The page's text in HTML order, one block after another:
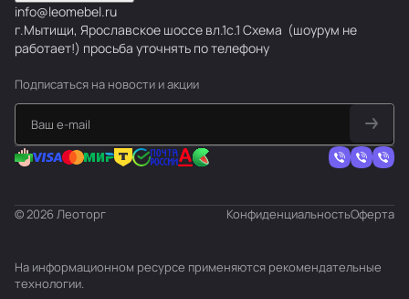
info@leomebel.ru
г.Мытищи, Ярославское шоссе вл.1с.1 Схема (шоурум не
работает!) просьба уточнять по телефону
Подписаться на новости и акции
© 2026 Леоторг КонфиденциальностьОферта
На информационном ресурсе применяются рекомендательные
технологии.